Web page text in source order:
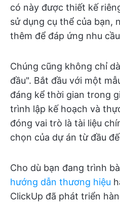
có này được thiết kế
sử dụng cụ thể của bạn,
thêm để đáp ứng nhu
Chúng cũng không chỉ
đầu". Bắt đầu với một
đáng kể thời gian trong
trình lập kế hoạch và
đóng vai trò là tài liệu
chọn của dự án từ đầu
Cho dù bạn đang trình
hướng dẫn thương hiệu
ClickUp đã phát triển